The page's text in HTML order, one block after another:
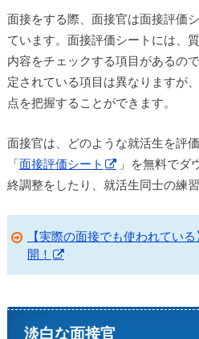
面接をする際、面接官は面接評価
ています。面接評価シートには、
内容をチェックする項目があるの
定されている項目は異なりますが
点を把握することができます。
面接官は、どのような就活生を評
「面接評価シート
」を無料でダ
終調整をしたり、就活生同士の練
【実際の面接でも使われてい
開！
淡白な面接官